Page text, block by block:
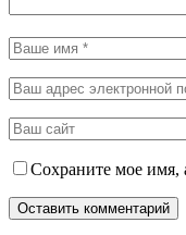
Сохраните мое имя,